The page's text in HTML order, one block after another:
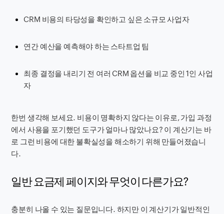
CRM 비용의 타당성을 확인하고 싶은 소규모 사업자
연간 예산을 예측해야 하는 스타트업 팀
최종 결정을 내리기 전 여러 CRM 옵션을 비교 중인 1인 사업
자
한번 생각해 보세요. 비용이 명확하지 않다는 이유로, 가입 과정
에서 사용을 포기했던 도구가 얼마나 많았나요? 이 계산기는 바
로 그런 비용에 대한 불확실성을 해소하기 위해 만들어졌습니
다.
일반 요금제 페이지와 무엇이 다른가요?
충분히 나올 수 있는 질문입니다. 하지만 이 계산기가 일반적인